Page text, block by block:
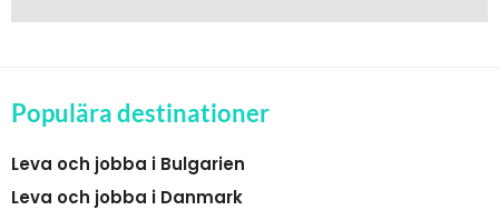
Populära destinationer
Leva och jobba i Bulgarien
Leva och jobba i Danmark